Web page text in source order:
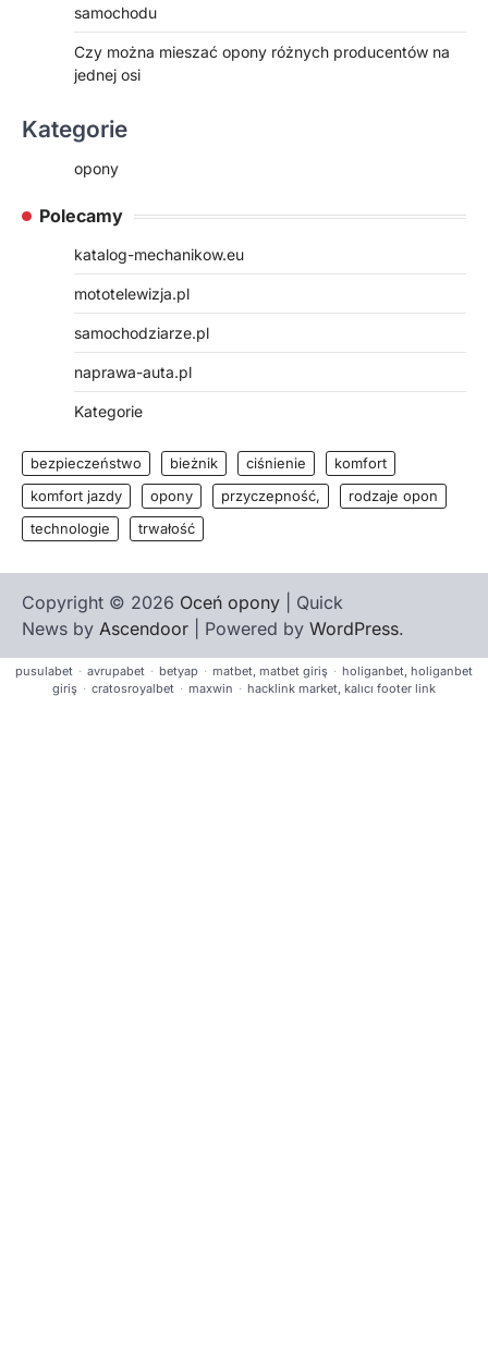
samochodu
Czy można mieszać opony różnych producentów na
jednej osi
Kategorie
opony
Polecamy
katalog-mechanikow.eu
mototelewizja.pl
samochodziarze.pl
naprawa-auta.pl
Kategorie
bezpieczeństwo bieżnik ciśnienie
komfort
komfort jazdy
opony przyczepność,
rodzaje opon
technologie
trwałość
Copyright © 2026 Oceń opony | Quick
News by Ascendoor | Powered by WordPress.
pusulabet · avrupabet · betyap · matbet, matbet giriş · holiganbet, holiganbet
giriş · cratosroyalbet · maxwin · hacklink market, kalıcı footer link